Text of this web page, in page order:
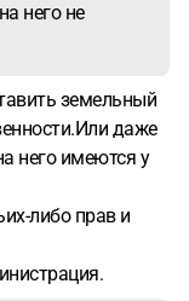
него не
земельный
даже
него имеются у
либо прав и